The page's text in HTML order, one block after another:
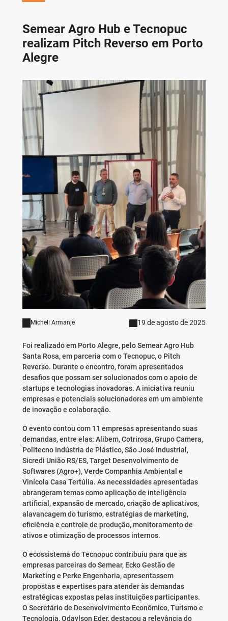
Semear Agro Hub e Tecnopuc
realizam Pitch Reverso em Porto
Alegre
Micheli Armanje 19 de agosto de 2025
Foi realizado em Porto Alegre, pelo Semear Agro Hub
Santa Rosa, em parceria com o Tecnopuc, o Pitch
Reverso. Durante o encontro, foram apresentados
desafios que possam ser solucionados com o apoio de
startups e tecnologias inovadoras. A iniciativa reuniu
empresas e potenciais solucionadores em um ambiente
de inovação e colaboração.
O evento contou com 11 empresas apresentando suas
demandas, entre elas: Alibem, Cotrirosa, Grupo Camera,
Politecno Indústria de Plástico, São José Industrial,
Sicredi União RS/ES, Target Desenvolvimento de
Softwares (Agro+), Verde Companhia Ambiental e
Vinícola Casa Tertúlia. As necessidades apresentadas
abrangeram temas como aplicação de inteligência
artificial, expansão de mercado, criação de aplicativos,
alavancagem do turismo, estratégias de marketing,
eficiência e controle de produção, monitoramento de
ativos e otimização de processos internos.
O ecossistema do Tecnopuc contribuiu para que as
empresas parceiras do Semear, Ecko Gestão de
Marketing e Perke Engenharia, apresentassem
propostas e expertises para atender às demandas
estratégicas expostas pelas instituições participantes.
O Secretário de Desenvolvimento Econômico, Turismo e
Tecnologia, Odaylson Eder, destacou a relevância do